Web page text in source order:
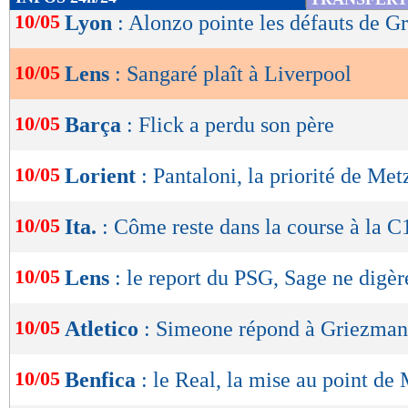
de
lecture
OK
10/05 Lyon : Alonzo pointe les défauts de
10/05 Lens : Sangaré plaît à Liverpool
10/05 Barça : Flick a perdu son père
10/05 Lorient : Pantaloni, la priorité de
10/05 Ita. : Côme reste dans la course à la
10/05 Lens : le report du PSG, Sage ne
10/05 Atletico : Simeone répond à
10/05 Benfica : le Real, la mise au point de